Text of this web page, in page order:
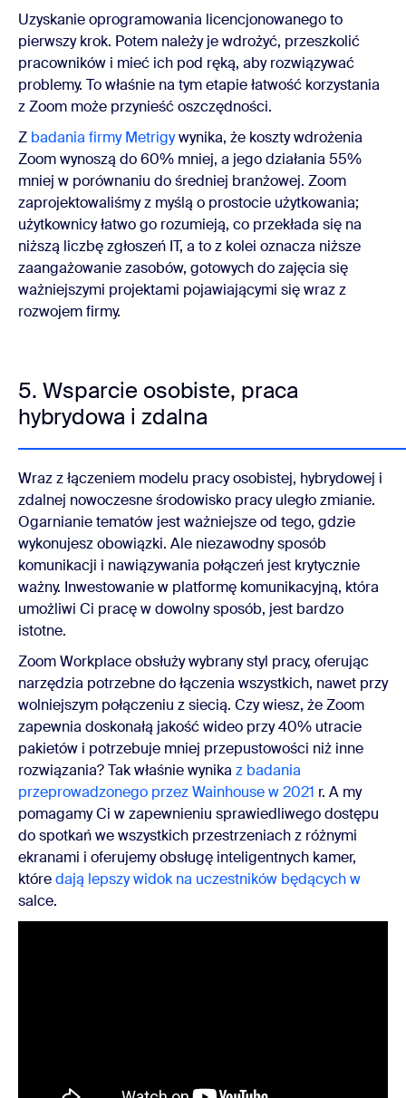
Uzyskanie oprogramowania licencjonowanego to
pierwszy krok. Potem należy je wdrożyć, przeszkolić
pracowników i mieć ich pod ręką, aby rozwiązywać
problemy. To właśnie na tym etapie łatwość korzystania
z Zoom może przynieść oszczędności.
Z badania firmy Metrigywynika, że koszty wdrożenia
Zoom wynoszą do 60% mniej, a jego działania 55%
mniej w porównaniu do średniej branżowej. Zoom
zaprojektowaliśmy z myślą o prostocie użytkowania;
użytkownicy łatwo go rozumieją, co przekłada się na
niższą liczbę zgłoszeń IT, a to z kolei oznacza niższe
zaangażowanie zasobów, gotowych do zajęcia się
ważniejszymi projektami pojawiającymi się wraz z
rozwojem firmy.
5. Wsparcie osobiste, praca
hybrydowa i zdalna
Wraz z łączeniem modelu pracy osobistej, hybrydowej i
zdalnej nowoczesne środowisko pracy uległo zmianie.
Ogarnianie tematów jest ważniejsze od tego, gdzie
wykonujesz obowiązki. Ale niezawodny sposób
komunikacji i nawiązywania połączeń jest krytycznie
ważny. Inwestowanie w platformę komunikacyjną, która
umożliwi Ci pracę w dowolny sposób, jest bardzo
istotne.
Zoom Workplace obsłuży wybrany styl pracy, oferując
narzędzia potrzebne do łączenia wszystkich, nawet przy
wolniejszym połączeniu z siecią. Czy wiesz, że Zoom
zapewnia doskonałą jakość wideo przy 40% utracie
pakietów i potrzebuje mniej przepustowości niż inne
rozwiązania? Tak właśnie wynika z badania
przeprowadzonego przez Wainhouse w 2021 r. A my
pomagamy Ci w zapewnieniu sprawiedliwego dostępu
do spotkań we wszystkich przestrzeniach z różnymi
ekranami i oferujemy obsługę inteligentnych kamer,
któredają lepszy widok na uczestników będących w
salce.